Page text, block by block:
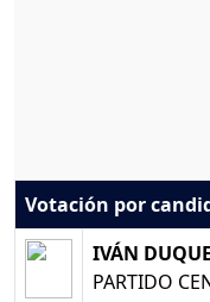
Votación por
IVÁN DUQUE
PARTIDO